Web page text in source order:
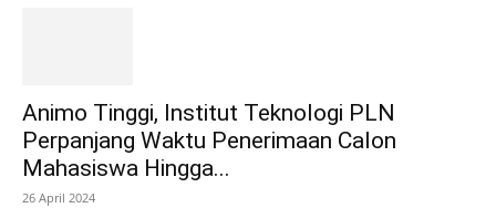
Animo Tinggi, Institut Teknologi PLN
Perpanjang Waktu Penerimaan Calon
Mahasiswa Hingga...
26 April 2024